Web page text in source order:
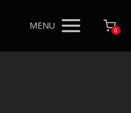
MENU 0